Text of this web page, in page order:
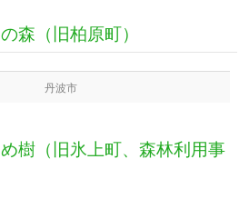
森（旧柏原町）
丹波市